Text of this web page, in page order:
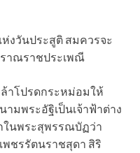
งวันประสูติ สมควรจะ
ราณราชประเพณี
าโปรดกระหม่อมให้
มพระอัฐิเป็นเจ้าฟ้าต่าง
ในพระสุพรรณบัฏว่า
พชรรัตนราชสุดา สิริ